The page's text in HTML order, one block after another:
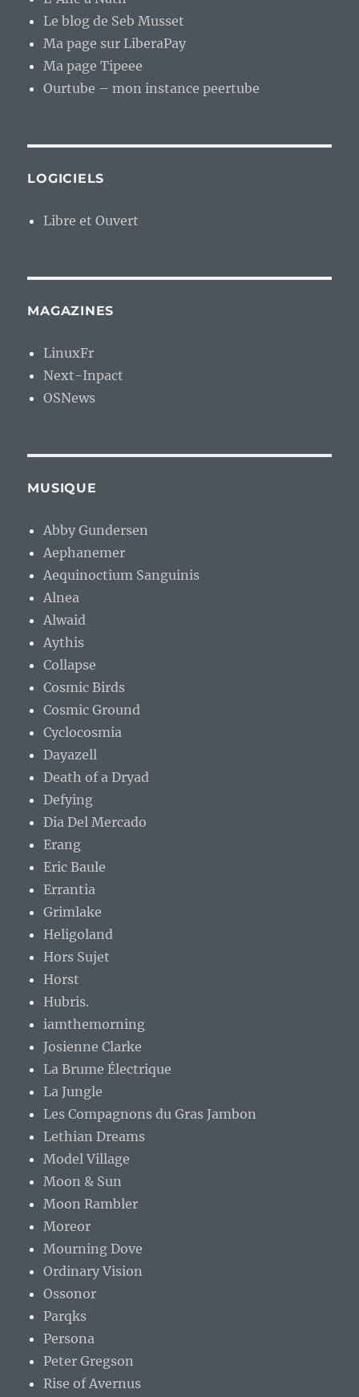
Le blog de Seb Musset
Ma page sur LiberaPay
Ma page Tipeee
Ourtube – mon instance peertube
LOGICIELS
Libre et Ouvert
MAGAZINES
LinuxFr
Next-Inpact
OSNews
MUSIQUE
Abby Gundersen
Aephanemer
Aequinoctium Sanguinis
Alnea
Alwaid
Aythis
Collapse
Cosmic Birds
Cosmic Ground
Cyclocosmia
Dayazell
Death of a Dryad
Defying
Dia Del Mercado
Erang
Eric Baule
Errantia
Grimlake
Heligoland
Hors Sujet
Horst
Hubris.
iamthemorning
Josienne Clarke
La Brume Électrique
La Jungle
Les Compagnons du Gras Jambon
Lethian Dreams
Model Village
Moon & Sun
Moon Rambler
Moreor
Mourning Dove
Ordinary Vision
Ossonor
Parqks
Persona
Peter Gregson
Rise of Avernus